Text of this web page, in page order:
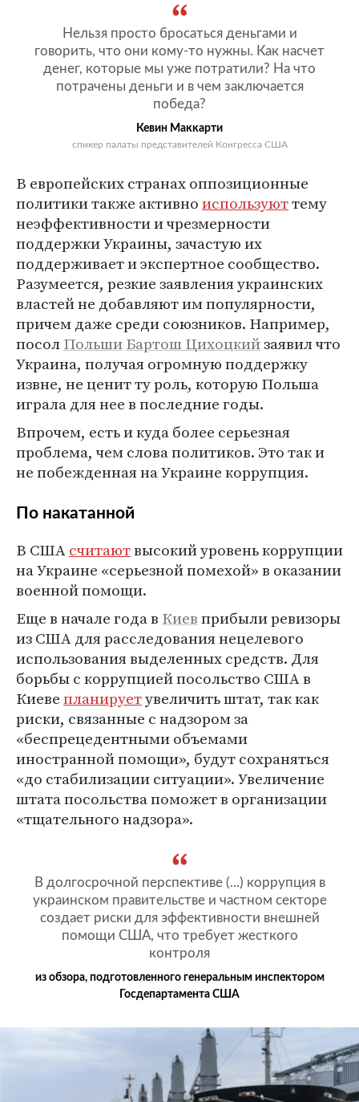
Нельзя просто бросаться деньгами и
говорить, что они кому-то нужны. Как насчет
денег, которые мы уже потратили? На что
потрачены деньги и в чем заключается
победа?
Кевин Маккарти
спикер палаты представителей Конгресса США
В европейских странах оппозиционные
политики также активноиспользуюттему
неэффективности и чрезмерности
поддержки Украины, зачастую их
поддерживает и экспертное сообщество.
Разумеется, резкие заявления украинских
властей не добавляют им популярности,
причем даже среди союзников. Например,
посолПольшиБартош Цихоцкийзаявил что
Украина, получая огромную поддержку
извне, не ценит ту роль, которую Польша
играла для нее в последние годы.
Впрочем, есть и куда более серьезная
проблема, чем слова политиков. Это так и
не побежденная на Украине коррупция.
По накатанной
В СШАсчитаютвысокий уровень коррупции
на Украине «серьезной помехой» в оказании
военной помощи.
Еще в начале года в Киевприбыли ревизоры
из США для расследования нецелевого
использования выделенных средств. Для
борьбы с коррупцией посольство США в
Киевепланируетувеличить штат, так как
риски, связанные с надзором за
«беспрецедентными объемами
иностранной помощи», будут сохраняться
«до стабилизации ситуации». Увеличение
штата посольства поможет в организации
«тщательного надзора».
В долгосрочной перспективе (...) коррупция в
украинском правительстве и частном секторе
создает риски для эффективности внешней
помощи США, что требует жесткого
контроля
из обзора, подготовленного генеральным инспектором
Госдепартамента США